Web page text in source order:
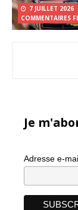
7 JUILLET 2026
COMMENTAIRES
Je
Adresse e-